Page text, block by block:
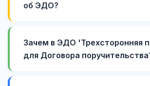
об ЭДО?
Зачем в ЭДО 'Трехсторонняя
для Договора